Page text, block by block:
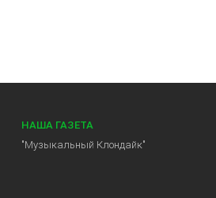
НАША ГАЗЕТА
"Музыкальный Клондайк"